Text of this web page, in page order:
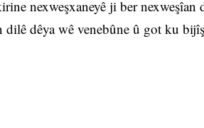
nexweşxaneyê ji ber nexweşîan
dêya wê venebûne û got ku